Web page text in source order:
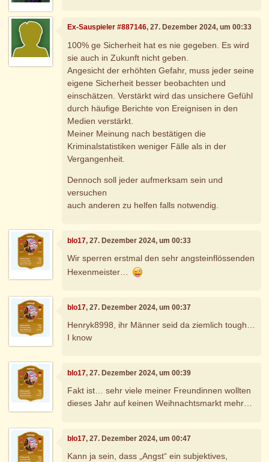
Ex-Sauspieler #887146, 27. Dezember 2024, um 00:33
100% ge Sicherheit hat es nie gegeben. Es wird
sie auch in Zukunft nicht geben.
Angesicht der erhöhten Gefahr, muss jeder seine
eigene Sicherheit besser beobachten und
einschätzen. Verstärkt wird das unsichere Gefühl
durch häufige Berichte von Ereignisen in den
Medien verstärkt.
Meiner Meinung nach bestätigen die
Kriminalstatistiken weniger Fälle als in der
Vergangenheit.
Dennoch soll jeder aufmerksam sein und
versuchen
auch anderen zu helfen falls notwendig.
blo17, 27. Dezember 2024, um 00:33
Wir sperren erstmal den sehr angsteinflössenden
Hexenmeister…
blo17, 27. Dezember 2024, um 00:37
Henryk8998, ihr Männer seid da ziemlich tough…
I know
blo17, 27. Dezember 2024, um 00:39
Fakt ist… sehr viele meiner Freundinnen wollten
dieses Jahr auf keinen Weihnachtsmarkt mehr…
blo17, 27. Dezember 2024, um 00:47
Kann ja sein, dass „Angst“ ein subjektives,